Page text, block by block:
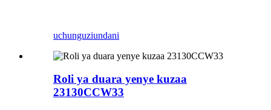
uchunguziundani
Roli ya duara yenye kuzaa
23130CCW33